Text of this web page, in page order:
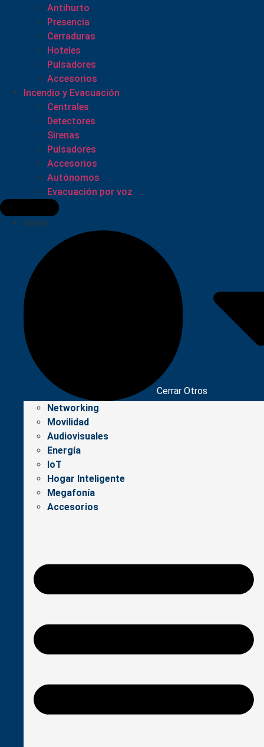
Antihurto
Presencia
Cerraduras
Hoteles
Pulsadores
Accesorios
Incendio y Evacuación
Centrales
Detectores
Sirenas
Pulsadores
Accesorios
Autónomos
Evacuación por voz
Otros
Cerrar Otros
Networking
Movilidad
Audiovisuales
Energía
IoT
Hogar Inteligente
Megafonía
Accesorios